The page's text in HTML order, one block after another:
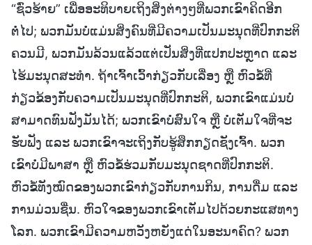
“ຊົ່ວຮ້າຍ” ເພື່ອອະທິບາຍເຖິງສິ່ງຕ່າງໆທີ່ພວກເຂົາຄິດອີກ
ຕໍ່ໄປ; ພວກມັນບໍ່ແມ່ນສິ່ງຄົນທີ່ມີຄວາມເປັນມະນຸດທີ່ປົກກະຕິ
ຄວນມີ, ພວກມັນລ້ວນແລ້ວແຕ່ເປັນສິ່ງທີ່ແປກປະຫຼາດ ແລະ
ໄຮ້ມະນຸດສະທຳ. ຖ້າເຈົ້າເວົ້າກ່ຽວກັບເລື່ອງ ຫຼື ຫົວຂໍ້ທີ່
ກ່ຽວຂ້ອງກັບຄວາມເປັນມະນຸດທີ່ປົກກະຕິ, ພວກເຂົາແມ່ນບໍ່
ສາມາດທົນຟັງມັນໄດ້; ພວກເຂົາບໍ່ສົນໃຈ ຫຼື ບໍ່ເຕັມໃຈທີ່ຈະ
ຮັບຟັງ ແລະ ພວກເຂົາຈະເຖິງກັບຮູ້ສຶກກຽດຊັງເຈົ້າ. ພວກ
ເຂົາບໍ່ມີພາສາ ຫຼື ຫົວຂໍ້ຮ່ວມກັບມະນຸດຊາດທີ່ປົກກະຕິ.
ຫົວຂໍ້ທັງໝົດຂອງພວກເຂົາກ່ຽວກັບການກິນ, ການດື່ມ ແລະ
ການມ່ວນຊື່ນ. ຫົວໃຈຂອງພວກເຂົາເຕັມໄປດ້ວຍກະແສທາງ
ໂລກ. ພວກເຂົາມີຄວາມຫວັງຫຍັງແດ່ໃນອະນາຄົດ? ພວກ